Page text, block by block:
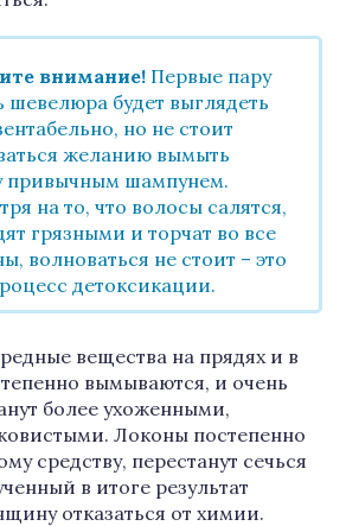
внимание! Первые пару
шевелюра будет выглядеть
но не стоит
желанию вымыть
привычным шампунем.
на то, что волосы салятся,
грязными и торчат во все
волноваться не стоит – это
детоксикации.
вещества на прядях и в
вымываются, и очень
более ухоженными,
Локоны постепенно
средству, перестанут сечься
в итоге результат
отказаться от химии.